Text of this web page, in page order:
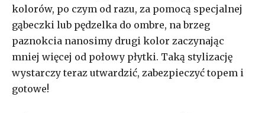
kolorów, po czym od razu, za pomocą specjalnej
gąbeczki lub pędzelka do ombre, na brzeg
paznokcia nanosimy drugi kolor zaczynając
mniej więcej od połowy płytki. Taką stylizację
wystarczy teraz utwardzić, zabezpieczyć topem i
gotowe!